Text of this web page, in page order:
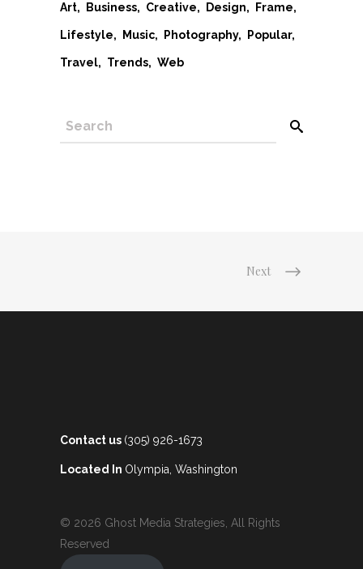
Art Business Creative Design Frame
Lifestyle Music Photography Popular
Travel Trends Web
SEARCH
Next
Contact us (305) 926-1673
Located In Olympia, Washington
© 2026 Ghost Media Strategies, All Rights
Reserved